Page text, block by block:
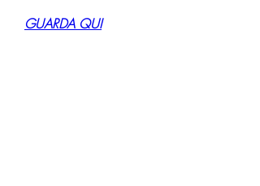
GUARDA QUI